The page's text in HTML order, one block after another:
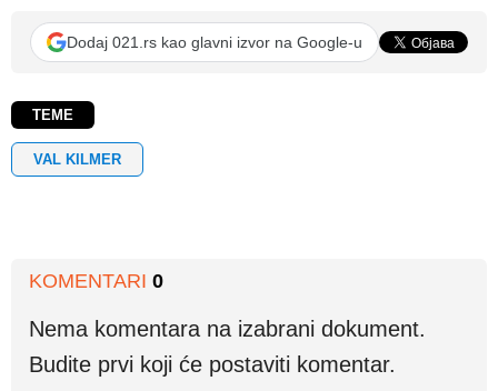
Dodaj 021.rs kao glavni izvor na Google-u
TEME
VAL KILMER
KOMENTARI 0
Nema komentara na izabrani dokument.
Budite prvi koji će postaviti komentar.